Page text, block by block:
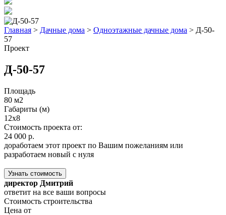
Главная > Дачные дома > Одноэтажные дачные дома > Д-50-
57
Проект
Д-50-57
Площадь
80 м2
Габариты (м)
12x8
Стоимость проекта от:
24 000 р.
доработаем этот проект по Вашим пожеланиям или
разработаем новый с нуля
Узнать стоимость
директор Дмитрий
ответит на все ваши вопросы
Стоимость строительства
Цена от